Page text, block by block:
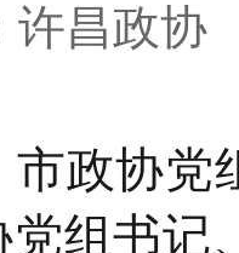
许昌政
市政协党
组书记